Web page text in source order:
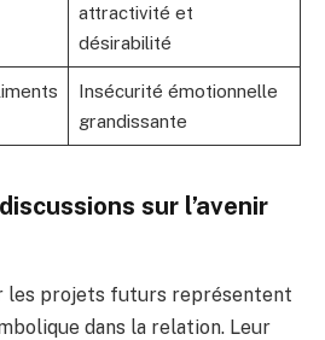
attractivité et
désirabilité
Insécurité émotionnelle
grandissante
sur l’avenir
les projets futurs représentent
dans la relation. Leur